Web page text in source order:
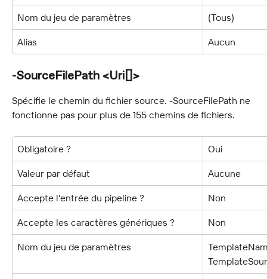
Nom du jeu de paramètres (Tous)
Alias Aucun
-SourceFilePath <Uri[]>
Spécifie le chemin du fichier source. -SourceFilePath ne
fonctionne pas pour plus de 155 chemins de fichiers.
Obligatoire ? Oui
Valeur par défaut Aucune
Accepte l'entrée du pipeline ? Non
Accepte les caractères génériques ? Non
Nom du jeu de paramètres